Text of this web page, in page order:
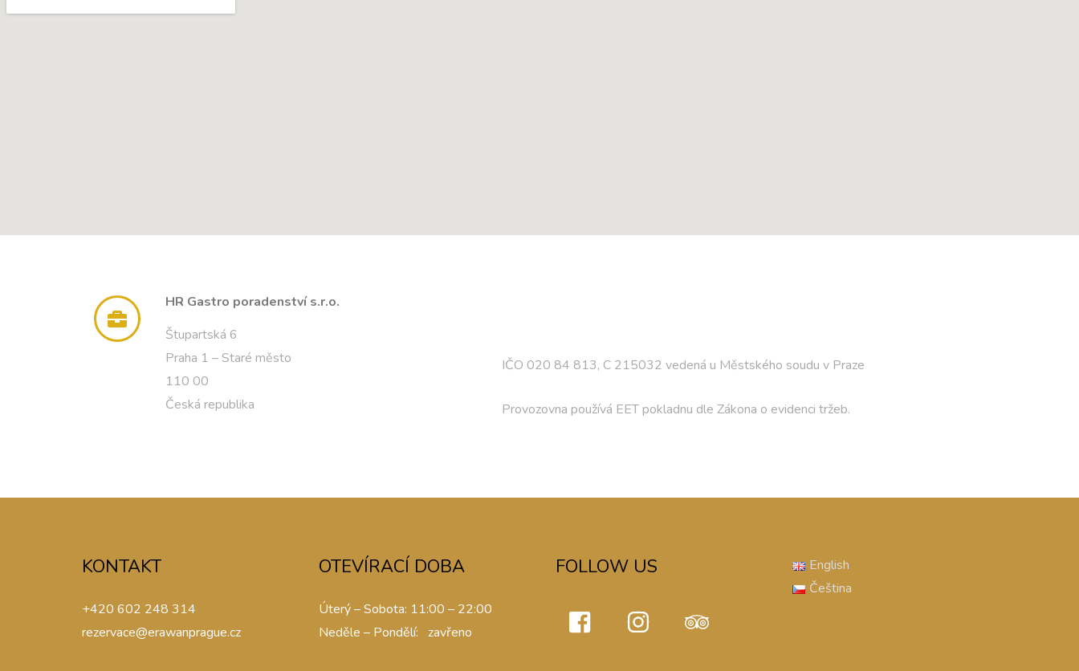
HR Gastro poradenství s.r.o.
Štupartská 6
Praha 1 – Staré město
110 00
Česká republika
IČO 020 84 813, C 215032 vedená u Městského soudu v Praze
Provozovna používá EET pokladnu dle Zákona o evidenci tržeb.
KONTAKT
+420 602 248 314
rezervace@erawanprague.cz
OTEVÍRACÍ DOBA
Úterý – Sobota: 11:00 – 22:00
Neděle – Pondělí: zavřeno
FOLLOW US
English
Čeština